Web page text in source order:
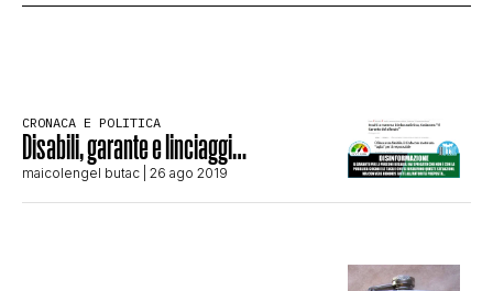
SCIENZA E TECNOLOGIA
CRONACA E POLITICA
Disabili, garante e linciaggi…
maicolengel butac | 26 ago 2019